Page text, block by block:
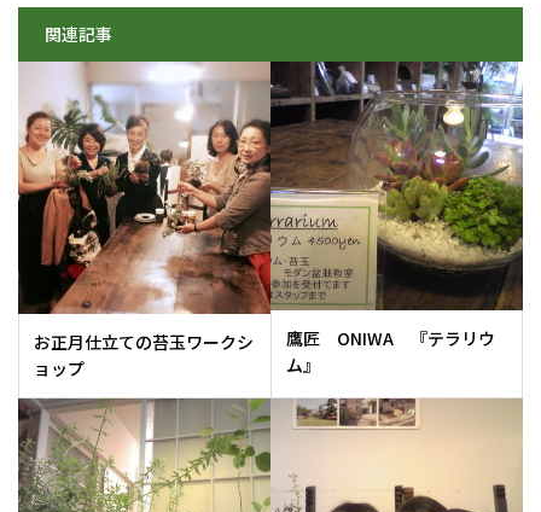
関連記事
お正月仕立ての苔玉ワークシ
ョップ
鷹匠 ONIWA 『テラリウ
ム』